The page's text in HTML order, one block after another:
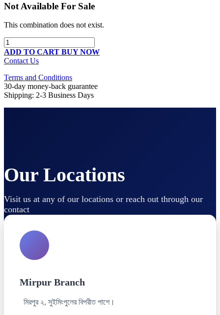
Not Available For Sale
This combination does not exist.
ADD TO CART BUY NOW
Contact Us
Terms and Conditions
30-day money-back guarantee
Shipping: 2-3 Business Days
Our Locations
Visit us at any of our locations or reach out through our
contact
Mirpur Branch
মিরপুর ২, সুইমিংপুলের বিপরীত পাশে।